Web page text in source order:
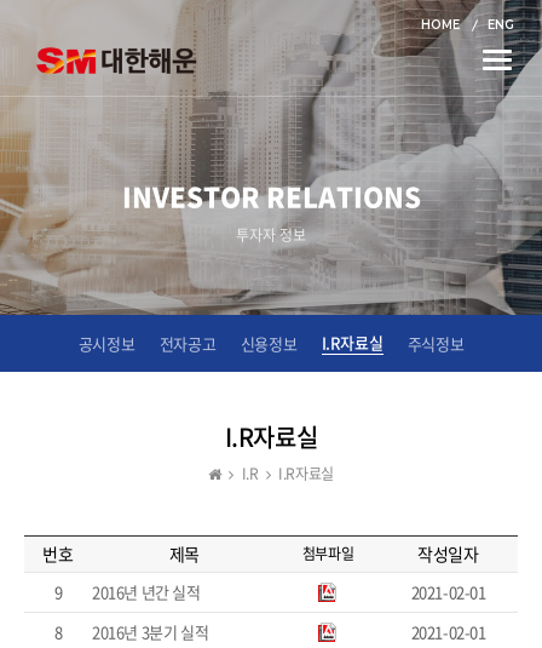
HOME ENG
Toggle
INVESTOR RELATIONS
투자자 정보
공시정보 전자공고 신용정보 I.R자료실 주식정보
I.R자료실
I.R I.R자료실
번호 제목 첨부파일 작성일자
9 2016년 년간 실적
2021-02-01
8
2016년 3분기 실적
2021-02-01